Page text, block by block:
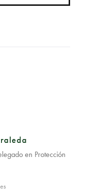
en Protección